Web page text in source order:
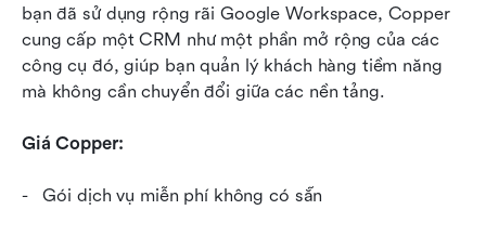
bạn đã sử dụng rộng rãi Google Workspace, Copper
cung cấp một CRM như một phần mở rộng của các
công cụ đó, giúp bạn quản lý khách hàng tiềm năng
mà không cần chuyển đổi giữa các nền tảng.
Giá Copper:
-   Gói dịch vụ miễn phí không có sẵn